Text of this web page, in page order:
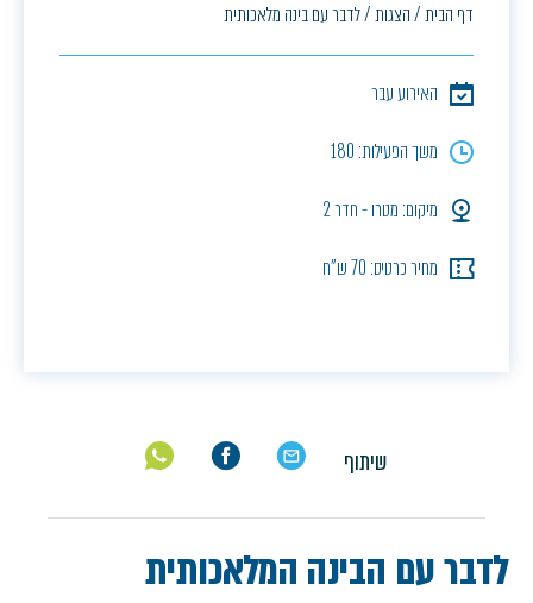
דף הבית/הצגות/לדבר עם בינה מלאכותית
האירוע עבר
משך הפעילות: 180
מיקום: מטרו - חדר 2
מחיר כרטיס: 70 ש"ח
שיתוף
לדבר עם הבינה המלאכותית